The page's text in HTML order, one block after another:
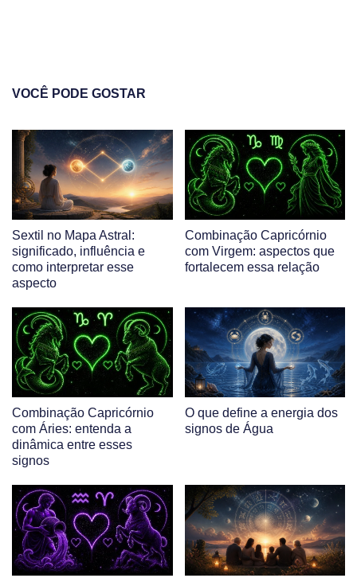
VOCÊ PODE GOSTAR
Sextil no Mapa Astral:
significado, influência e
como interpretar esse
aspecto
Combinação Capricórnio
com Virgem: aspectos que
fortalecem essa relação
Combinação Capricórnio
com Áries: entenda a
dinâmica entre esses
signos
O que define a energia dos
signos de Água